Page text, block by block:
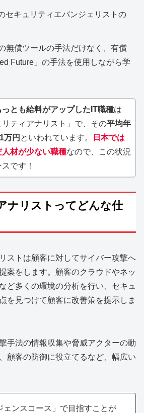
セキュリティエバンジェリストの
無償ツールの手法だけなく、有償
Future」の手法を使用しながら学
っとも給料がアップしたIT職種は
リティアナリスト」で、その平均年
万円 といわれています。
日本では
人材が少ない職種なので、この状況
です！
ナリストってどんな仕
ストは顧客に対してサイバー攻撃へ
案をします。顧客のクラウドやネッ
ど多くの環境の分析を行い、セキュ
を見つけて顧客に改善策を提示しま
手法の情報収集や脅威アクターの動
顧客の防御に役立てるなど、幅広い
ェンスコース」で目指すことが